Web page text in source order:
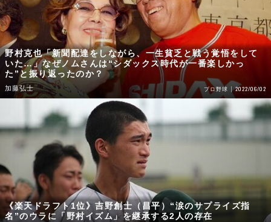
野村克也「新聞配達をしながら、一生貧乏と戦う覚悟をして
いた…」なぜノムさんは“シダックス時代が一番楽しかっ
た”と振り返ったのか？
加藤弘士 プロ野球 2022/06/02
《楽天ドラフト1位》吉野創士（昌平）“涙のサプライズ指
名”のウラに「野村イズム」を継承する2人の存在